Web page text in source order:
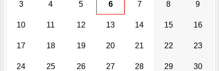
3 4 5 6 7 8 9
10 11 12 13 14 15 16
17 18 19 20 21 22 23
24 25 26 27 28 29 30